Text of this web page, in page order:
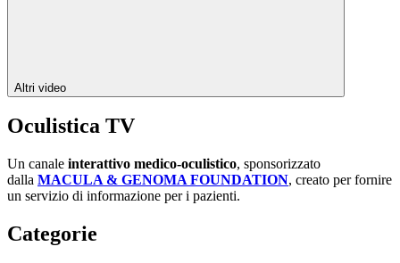
Altri video
Oculistica TV
Un canale interattivo medico-oculistico, sponsorizzato
dalla MACULA & GENOMA FOUNDATION, creato per fornire
un servizio di informazione per i pazienti.
Categorie